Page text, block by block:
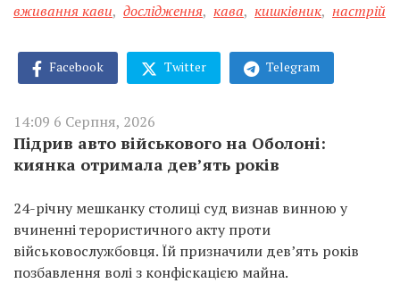
вживання кави, дослідження, кава, кишківник, настрій
Facebook Twitter Telegram
14:09 6 Серпня, 2026
Підрив авто військового на Оболоні:
киянка отримала дев’ять років
24-річну мешканку столиці суд визнав винною у
вчиненні терористичного акту проти
військовослужбовця. Їй призначили дев’ять років
позбавлення волі з конфіскацією майна.